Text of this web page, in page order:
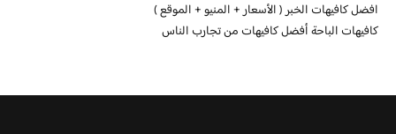
افضل كافيهات الخبر ( الأسعار + المنيو + الموقع )
كافيهات الباحة أفضل كافيهات من تجارب الناس